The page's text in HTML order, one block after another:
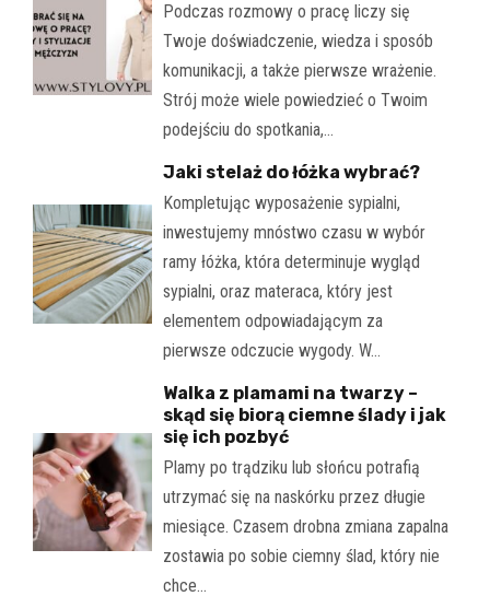
Podczas rozmowy o pracę liczy się
Twoje doświadczenie, wiedza i sposób
komunikacji, a także pierwsze wrażenie.
Strój może wiele powiedzieć o Twoim
podejściu do spotkania,…
Jaki stelaż do łóżka wybrać?
Kompletując wyposażenie sypialni,
inwestujemy mnóstwo czasu w wybór
ramy łóżka, która determinuje wygląd
sypialni, oraz materaca, który jest
elementem odpowiadającym za
pierwsze odczucie wygody. W…
Walka z plamami na twarzy –
skąd się biorą ciemne ślady i jak
się ich pozbyć
Plamy po trądziku lub słońcu potrafią
utrzymać się na naskórku przez długie
miesiące. Czasem drobna zmiana zapalna
zostawia po sobie ciemny ślad, który nie
chce…